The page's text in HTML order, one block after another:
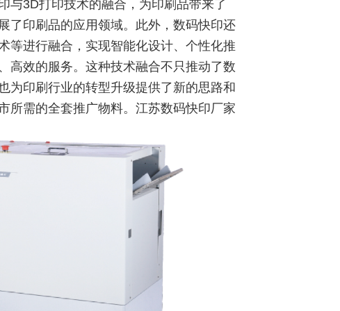
与3D打印技术的融合，为印刷品带来了
了印刷品的应用领域。此外，数码快印还
等进行融合，实现智能化设计、个性化推
高效的服务。这种技术融合不只推动了数
为印刷行业的转型升级提供了新的思路和
所需的全套推广物料。江苏数码快印厂家